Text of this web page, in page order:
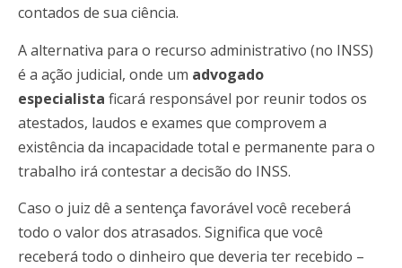
contados de sua ciência.
A alternativa para o recurso administrativo (no INSS)
é a ação judicial, onde um advogado
especialista ficará responsável por reunir todos os
atestados, laudos e exames que comprovem a
existência da incapacidade total e permanente para o
trabalho irá contestar a decisão do INSS.
Caso o juiz dê a sentença favorável você receberá
todo o valor dos atrasados. Significa que você
receberá todo o dinheiro que deveria ter recebido –